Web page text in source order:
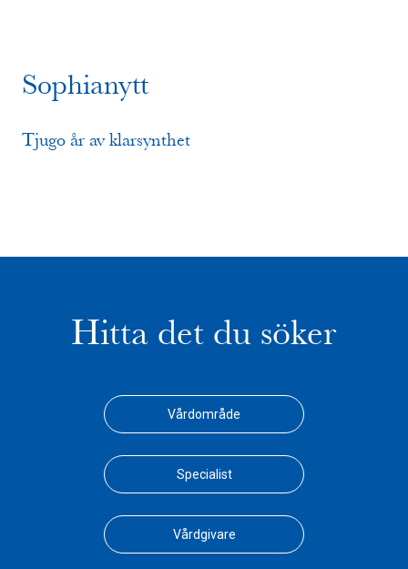
Sophianytt
Tjugo år av klarsynthet
Hitta det du söker
Vårdområde
Specialist
Vårdgivare